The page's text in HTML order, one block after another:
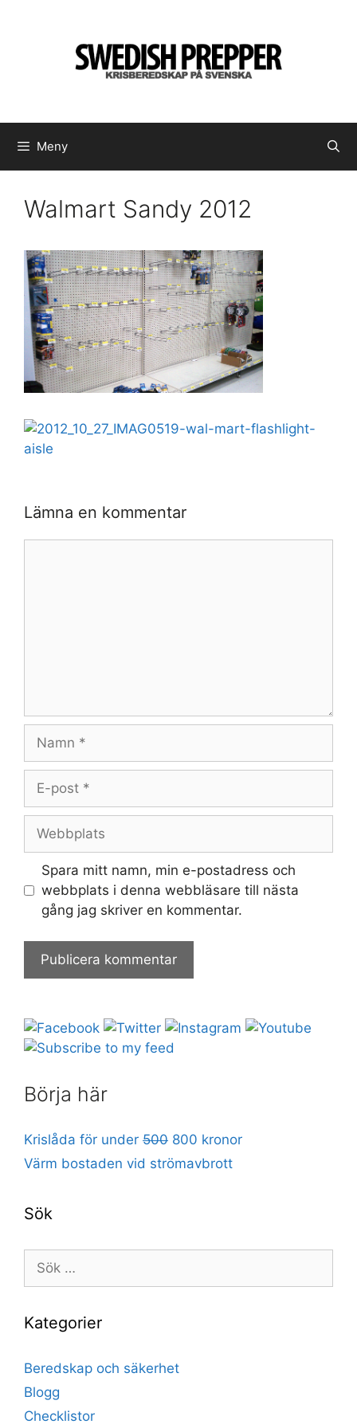
Meny
Walmart Sandy 2012
Lämna en kommentar
Namn
Webbplats
Spara mitt namn, min e-postadress och
webbplats i denna webbläsare till nästa
gång jag skriver en kommentar.
Börja här
Krislåda för under 500 800 kronor
Värm bostaden vid strömavbrott
Sök
efter:
Kategorier
Beredskap och säkerhet
Blogg
Checklistor